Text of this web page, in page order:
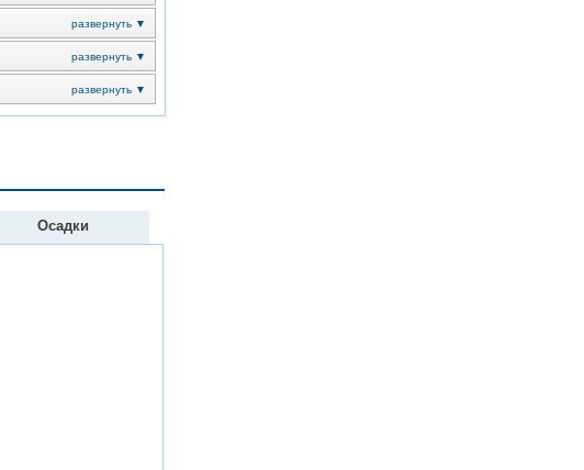
развернуть ▼
развернуть ▼
развернуть ▼
Осадки